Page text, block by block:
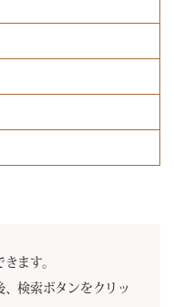
ます。
、検索ボタンをクリッ